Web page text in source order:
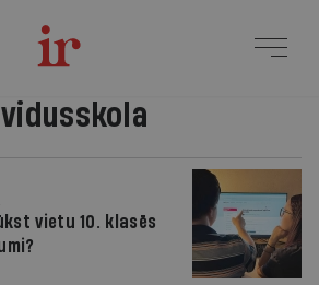
vidusskola
vietu 10. klasēs